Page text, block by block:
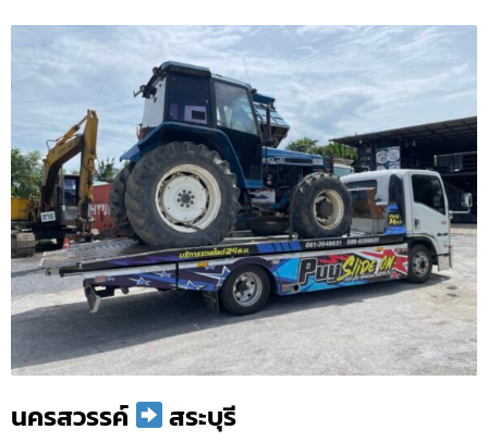
นครสวรรค์ สระบุรี